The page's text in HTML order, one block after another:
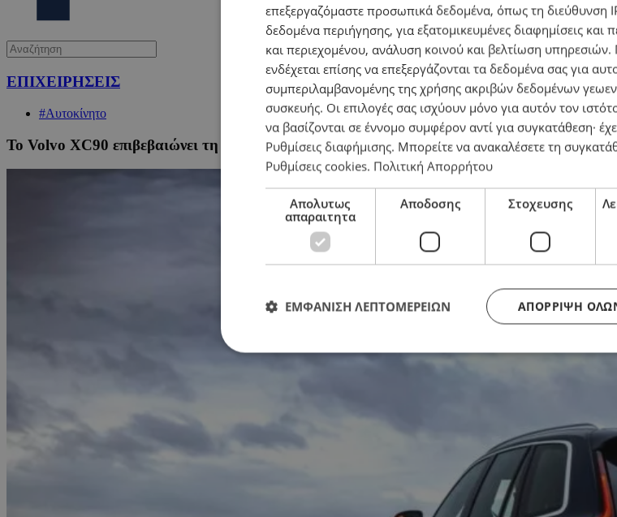
ΕΠΙΧΕΙΡΗΣΕΙΣ
#Αυτοκίνητο
Το Volvo XC90 επιβεβαιώνει τη φήμη του ως ένα από τα πιο ολοκληρωμένα SUV της
επεξεργαζόμαστε προσωπικά δεδομένα, όπως τη διεύθυνση
δεδομένα περιήγησης, για εξατομικευμένες διαφημίσεις
και περιεχομένου, ανάλυση κοινού και βελτίωση υπηρεσιών.
ενδέχεται επίσης να επεξεργάζονται τα δεδομένα σας για
συμπεριλαμβανομένης της χρήσης ακριβών δεδομένων
συσκευής. Οι επιλογές σας ισχύουν μόνο για αυτόν τον
να βασίζονται σε έννομο συμφέρον αντί για συγκατάθεση·
Ρυθμίσεις διαφήμισης. Μπορείτε να ανακαλέσετε τη
Ρυθμίσεις cookies. Πολιτική Απορρήτου
Απολυτως
απαραιτητα
Αποδοσης Στοχευσης
ΑΠΌΡΡΙΨΗ
ΕΜΦΑΝΙΣΗ ΛΕΠΤΟΜΕΡΕΙΩΝ